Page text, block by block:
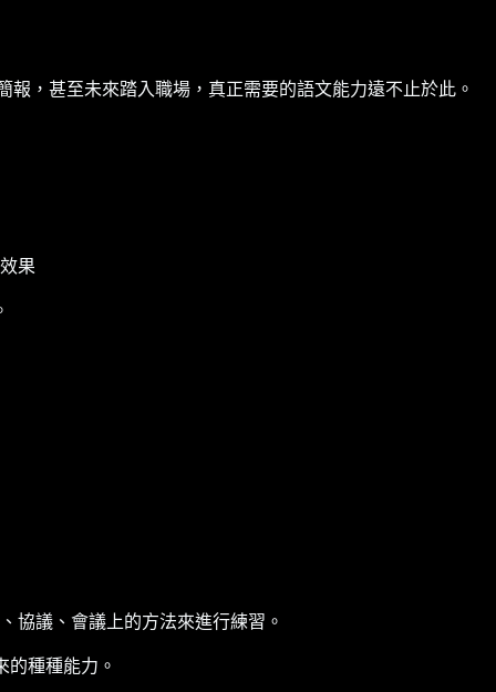
，甚至未來踏入職場，真正需要的語文能力遠不止於此。
果
協議、會議上的方法來進行練習。
種種能力。